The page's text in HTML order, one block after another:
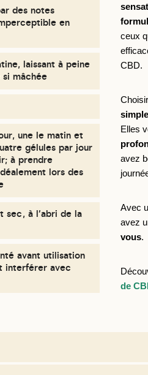
ceux
CBD.
Elles
avez
Avec un format pratique de 30 capsules de CBD, vous
avez
vous.
de
des notes
en
laissant à peine
mâchée
une le matin et
gélules par jour
à prendre
lors des
sec, à l'abri de la
avant utilisation
interférer avec